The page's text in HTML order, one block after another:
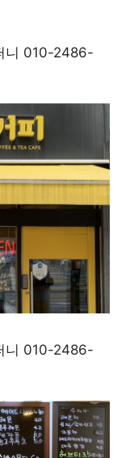
니 010-2486-
니 010-2486-